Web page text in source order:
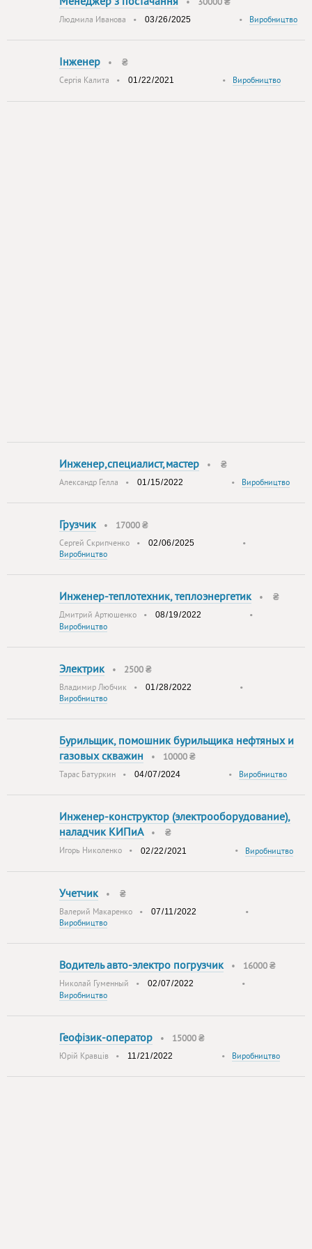
Людмила Иванова • • Виробництво
Інженер • ₴
Сергія Калита • • Виробництво
Инженер,специалист,мастер • ₴
Александр Гелла • • Виробництво
Грузчик• 17000 ₴
Сергей Скрипченко •
•
Виробництво
Инженер-теплотехник, теплоэнергетик• ₴
Дмитрий Артюшенко •
•
Виробництво
Электрик • 2500 ₴
Владимир Любчик •
•
Виробництво
Бурильщик, помошник бурильщика нефтяных и
газовых скважин • 10000 ₴
Тарас Батуркин • • Виробництво
Инженер-конструктор (электрооборудование),
наладчик КИПиА• ₴
Игорь Николенко • • Виробництво
Учетчик• ₴
Валерий Макаренко •
•
Виробництво
Водитель авто-электро погрузчик• 16000 ₴
Николай Гуменный •
•
Виробництво
Геофізик-оператор • 15000 ₴
Юрій Кравців • • Виробництво